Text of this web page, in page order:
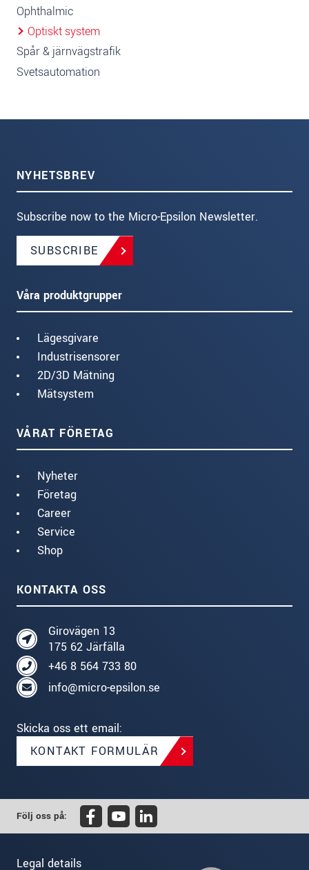
Ophthalmic
Optiskt system
Spår & järnvägstrafik
Svetsautomation
NYHETSBREV
Subscribe now to the Micro-Epsilon Newsletter.
SUBSCRIBE
Våra produktgrupper
Lägesgivare
Industrisensorer
2D/3D Mätning
Mätsystem
VÅRAT FÖRETAG
Nyheter
Företag
Career
Service
Shop
KONTAKTA OSS
Girovägen 13
175 62 Järfälla
+46 8 564 733 80
info@micro-epsilon.se
Skicka oss ett email:
KONTAKT FORMULÄR
Följ oss på:
Legal details